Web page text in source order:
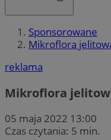
Sponsorowane
Mikroflora
reklama
Mikroflora
05 maja 2022 13:00
Czas czytania: 5 min.